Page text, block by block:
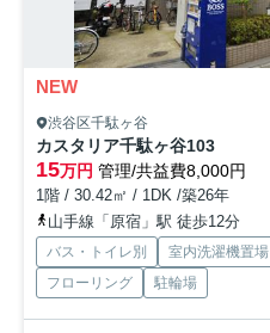
NEW
渋谷区千駄ヶ谷
カスタリア千駄ヶ谷103
15万円 管理/共益費8,000円
1階 / 30.42㎡ / 1DK /築26年
山手線「原宿」駅 徒歩12分
バス・トイレ別 室内洗濯機置場
フローリング
駐輪場